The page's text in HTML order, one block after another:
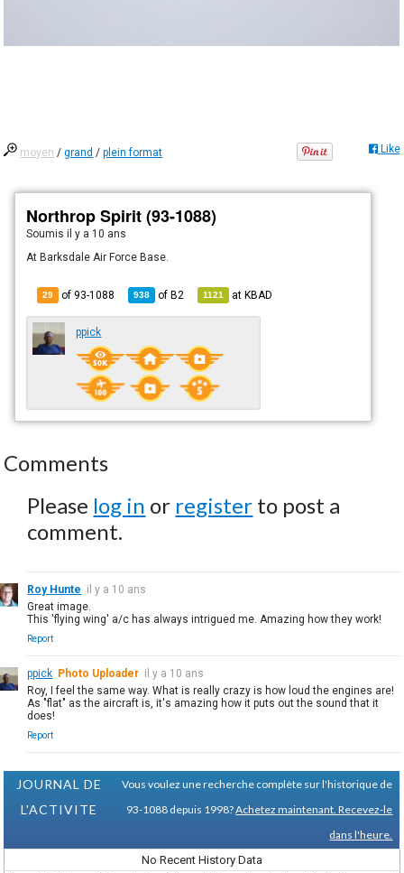
moyen /grand /plein format Like
Northrop Spirit (93-1088)
Soumisil y a 10 ans
At Barksdale Air Force Base.
29 of 93-1088 938 ofB2 1121 atKBAD
ppick
Comments
Please log in or register to post a
comment.
Roy Hunte il y a 10 ans
Great image.
This 'flying wing' a/c has always intrigued me. Amazing how they work!
Report
ppick Photo Uploader il y a 10 ans
Roy, I feel the same way. What is really crazy is how loud the engines are!
As "flat" as the aircraft is, it's amazing how it puts out the sound that it
does!
Report
JOURNAL DE
L'ACTIVITE
Vous voulez une recherche complète sur l'historique de
93-1088 depuis 1998?Achetez maintenant. Recevez-le
dans l'heure.
No Recent History Data